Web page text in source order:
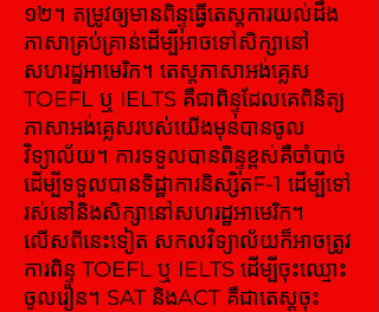
១២។ តម្រូវឲ្យមានពិន្ទុធ្វើតេស្តការយល់ដឹង
ភាសាគ្រប់គ្រាន់ដើម្បីអាចទៅសិក្សានៅ
សហរដ្ឋអាមេរិក។ តេស្តភាសាអង់គ្លេស
TOEFL ឬ IELTS គឺជាពិន្ទុដែលគេពិនិត្យ
ភាសាអង់គ្លេសរបស់យើងមុនបានចូល
វិទ្យាល័យ។ ការទទួលបានពិន្ទុខ្ពស់គឺចាំបាច់
ដើម្បីទទួលបានទិដ្ឋាការនិស្សិតF-1 ដើម្បីទៅ
រស់នៅនិងសិក្សានៅសហរដ្ឋអាមេរិក។
លើសពីនេះទៀត សកលវិទ្យាល័យក៏អាចត្រូវ
ការពិន្ទុ TOEFL ឬ IELTS ដើម្បីចុះឈ្មោះ
ចូលរៀន។ SAT និងACT គឺជាតេស្តចុះ